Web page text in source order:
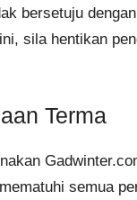
bersetuju
sila hentikan
Terma
semua